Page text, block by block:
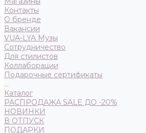
Контакты
О бренде
Вакансии
VUA-LYA Музы
Сотрудничество
Для стилистов
Коллаборации
Подарочные сертификаты
...
Каталог
РАСПРОДАЖА SALE ДО -20%
НОВИНКИ
В ОТПУСК
ПОДАРКИ